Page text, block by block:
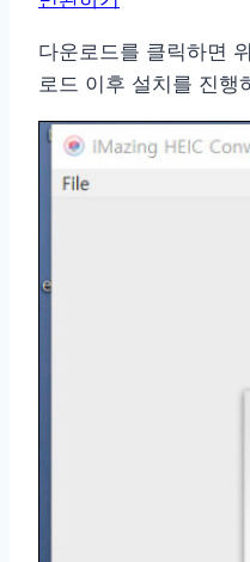
다운로드를 클릭하면
로드 이후 설치를 진행